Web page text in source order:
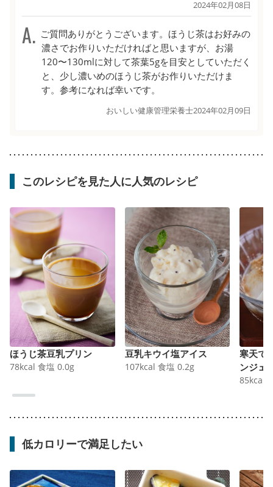
2024年02月08日
ご質問ありがとうございます。ほうじ茶はお好みの
濃さでお作りいただければと思いますが、お湯
120〜130mlに対して茶葉5gを目安としていただく
と、少し濃いめのほうじ茶がお作りいただけま
す。参考になれば幸いです。
おいしい健康管理栄養士2024年02月09日
このレシピを見た人に人気のレシピ
ほうじ茶豆乳プリン
78kcal 食塩 0.0g
豆乳キウイ塩アイス
107kcal 食塩 0.2g
寒天で
ンジェ
85kcal
低カロリーで満足したい